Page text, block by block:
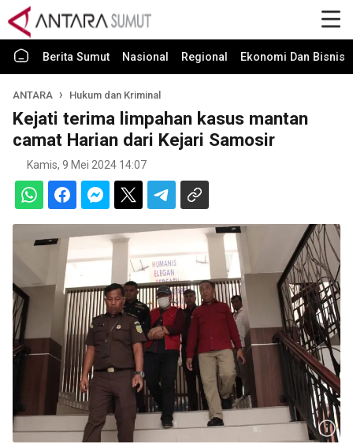
Berita Sumut Nasional Regional Ekonomi Dan Bisnis
ANTARA Hukum dan Kriminal
Kejati terima limpahan kasus mantan
camat Harian dari Kejari Samosir
Kamis, 9 Mei 2024 14:07